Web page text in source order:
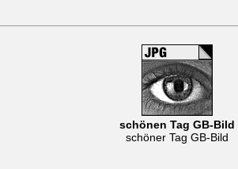
schönen Tag GB-Bild
schöner Tag GB-Bild